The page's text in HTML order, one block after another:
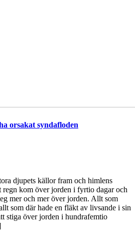
orsakat syndafloden
djupets källor fram och himlens
regn kom över jorden i fyrtio dagar och
mer och mer över jorden. Allt som
som där hade en fläkt av livsande i sin
stiga över jorden i hundrafemtio